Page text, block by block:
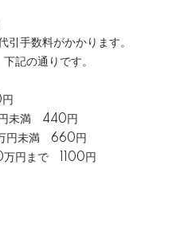
引手数料がかかります。
記の通りです。
円未満 440円
円未満 660円
万円まで 1100円